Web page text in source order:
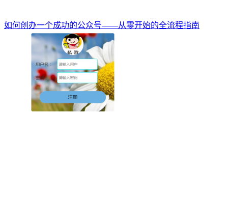
如何创办一个成功的公众号——从零开始的全流程指南